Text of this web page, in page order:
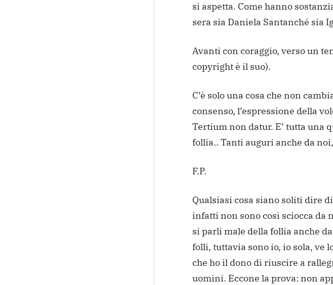
si aspetta. Come hanno
sera sia Daniela Santanché sia
Avanti con coraggio, verso un
copyright è il suo).
C’è solo una cosa che non
consenso, l’espressione della
Tertium non datur. E’ tutta una
follia.. Tanti auguri anche da
F.P.
Qualsiasi cosa siano soliti dire
infatti non sono così sciocca da
si parli male della follia anche
folli, tuttavia sono io, io sola, ve
che ho il dono di riuscire a
uomini. Eccone la prova: non